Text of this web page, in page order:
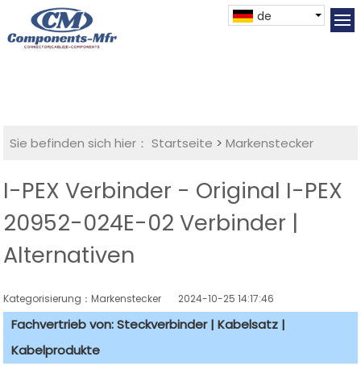
de
Sie befinden sich hier： Startseite >Markenstecker
I-PEX Verbinder - Original I-PEX
20952-024E-02 Verbinder |
Alternativen
Kategorisierung：Markenstecker 2024-10-25 14:17:46
Fachvertrieb von: Steckverbinder | Kabelsatz |
Kabelprodukte